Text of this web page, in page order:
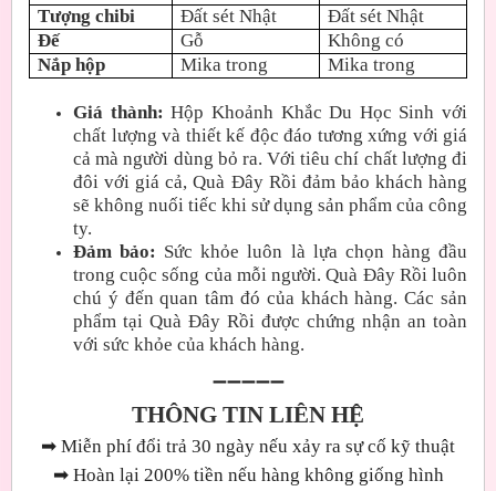
Tượng chibi
Đất sét Nhật
Đất sét Nhật
Đế
Gỗ
Không có
Nắp hộp
Mika trong Mika trong
Giá thành: Hộp Khoảnh Khắc Du Học Sinh với
chất lượng và thiết kế độc đáo tương xứng với giá
cả mà người dùng bỏ ra. Với tiêu chí chất lượng đi
đôi với giá cả, Quà Đây Rồi đảm bảo khách hàng
sẽ không nuối tiếc khi sử dụng sản phẩm của công
ty.
Đảm bảo: Sức khỏe luôn là lựa chọn hàng đầu
trong cuộc sống của mỗi người. Quà Đây Rồi luôn
chú ý đến quan tâm đó của khách hàng. Các sản
phẩm tại Quà Đây Rồi được chứng nhận an toàn
với sức khỏe của khách hàng.
➖➖➖➖➖
THÔNG TIN LIÊN HỆ
➡ Miễn phí đổi trả 30 ngày nếu xảy ra sự cố kỹ thuật
➡Hoàn lại 200% tiền nếu hàng không giống hình